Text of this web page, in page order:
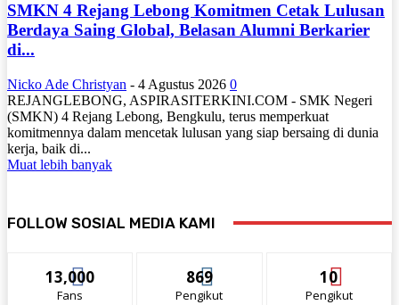
SMKN 4 Rejang Lebong Komitmen Cetak Lulusan
Berdaya Saing Global, Belasan Alumni Berkarier
di...
Nicko Ade Christyan - 4 Agustus 2026 0
REJANGLEBONG, ASPIRASITERKINI.COM - SMK Negeri
(SMKN) 4 Rejang Lebong, Bengkulu, terus memperkuat
komitmennya dalam mencetak lulusan yang siap bersaing di dunia
kerja, baik di...
Muat lebih banyak
FOLLOW SOSIAL MEDIA KAMI
13,000
Fans
869
Pengikut
10
Pengikut